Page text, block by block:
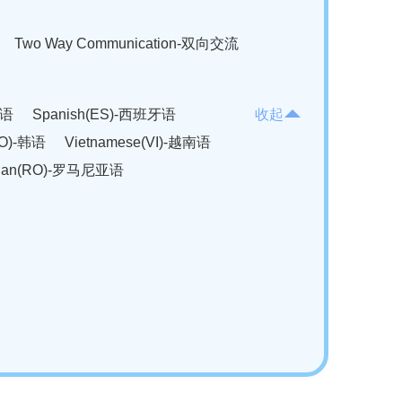
Two Way Communication-双向交流
Spanish(ES)-西班牙语
韩语
Vietnamese(VI)-越南语
罗马尼亚语
收起